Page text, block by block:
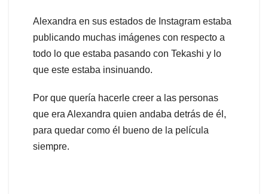
Alexandra en sus estados de Instagram estaba
publicando muchas imágenes con respecto a
todo lo que estaba pasando con Tekashi y lo
que este estaba insinuando.
Por que quería hacerle creer a las personas
que era Alexandra quien andaba detrás de él,
para quedar como él bueno de la película
siempre.